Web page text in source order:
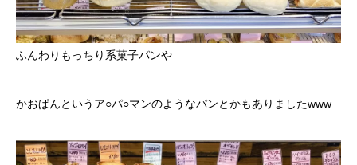
ふんわりもっちり系菓子パンや
かおぱんというア○パ○マンのようなパンとかもありましたwww